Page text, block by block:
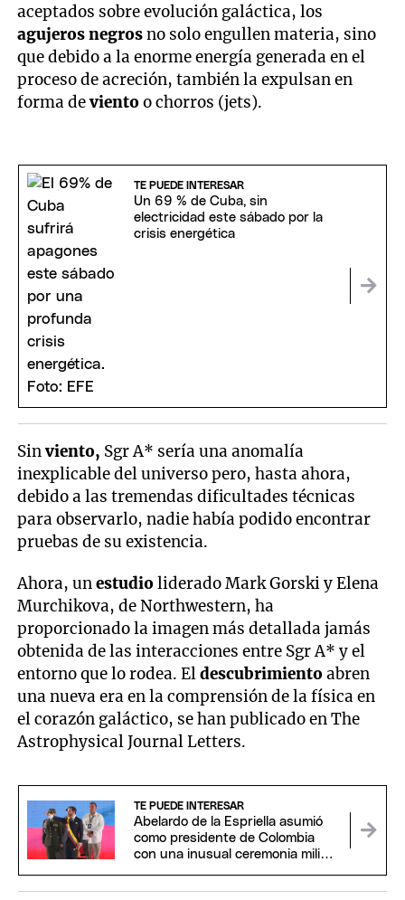
aceptados sobre evolución galáctica, los
agujeros negrosno solo engullen materia, sino
que debido a la enorme energía generada en el
proceso de acreción, también la expulsan en
forma devientoo chorros (jets).
TE PUEDE INTERESAR
Un 69 % de Cuba, sin
electricidad este sábado por la
crisis energética
Sinviento, Sgr A* sería una anomalía
inexplicable del universo pero, hasta ahora,
debido a las tremendas dificultades técnicas
para observarlo, nadie había podido encontrar
pruebas de su existencia.
Ahora, unestudioliderado Mark Gorski y Elena
Murchikova, de Northwestern, ha
proporcionado la imagen más detallada jamás
obtenida de las interacciones entre Sgr A* y el
entorno que lo rodea. Eldescubrimientoabren
una nueva era en la comprensión de la física en
el corazón galáctico, se han publicado en The
Astrophysical Journal Letters.
TE PUEDE INTERESAR
Abelardo de la Espriella asumió
como presidente de Colombia
con una inusual ceremonia militar